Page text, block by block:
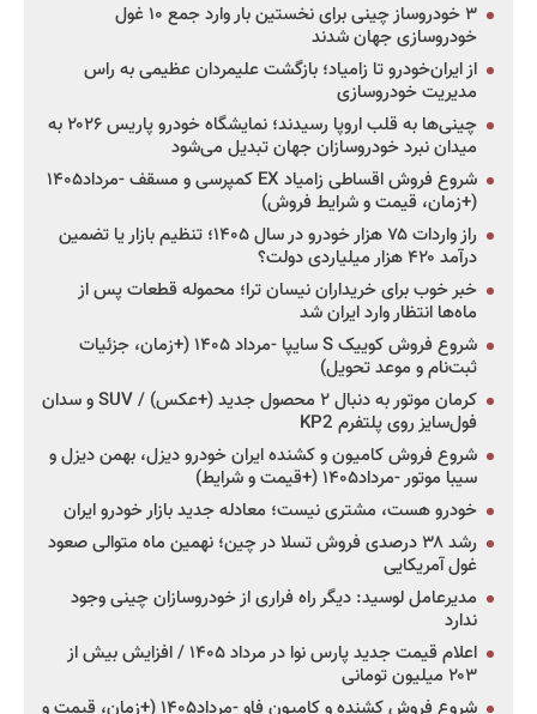
۳ خودروساز چینی برای نخستین بار وارد جمع ۱۰ غول
خودروسازی جهان شدند
از ایران‌خودرو تا زامیاد؛ بازگشت علیمردان عظیمی به راس
مدیریت خودروسازی
چینی‌ها به قلب اروپا رسیدند؛ نمایشگاه خودرو پاریس ۲۰۲۶ به
میدان نبرد خودروسازان جهان تبدیل می‌شود
شروع فروش اقساطی زامیاد EX کمپرسی و مسقف -مرداد۱۴۰۵
(+زمان، قیمت و شرایط فروش)
راز واردات ۷۵ هزار خودرو در سال ۱۴۰۵؛ تنظیم بازار یا تضمین
درآمد ۴۲۰ هزار میلیاردی دولت؟
خبر خوب برای خریداران نیسان ترا؛ محموله قطعات پس از
ماه‌ها انتظار وارد ایران شد
شروع فروش کوییک S سایپا -مرداد ۱۴۰۵ (+زمان، جزئیات
ثبت‌نام و موعد تحویل)
کرمان موتور به دنبال ۲ محصول جدید (+عکس) / SUV و سدان
فول‌سایز روی پلتفرم KP2
شروع فروش کامیون و کشنده ایران خودرو دیزل، بهمن دیزل و
سیبا موتور -مرداد۱۴۰۵ (+قیمت و شرایط)
خودرو هست، مشتری نیست؛ معادله جدید بازار خودرو ایران
رشد ۳۸ درصدی فروش تسلا در چین؛ نهمین ماه متوالی صعود
غول آمریکایی
مدیرعامل لوسید: دیگر راه فراری از خودروسازان چینی وجود
ندارد
اعلام قیمت جدید پارس نوا در مرداد ۱۴۰۵ / افزایش بیش از
۲۰۳ میلیون تومانی